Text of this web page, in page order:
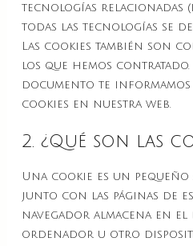
tecnologías relacionadas
todas las tecnologías se
Las cookies también son
los que hemos
documento te informamos
cookies en nuestra web.
2. ¿Qué son las
Una cookie es un
junto con las páginas de
navegador almacena en
ordenador u otro